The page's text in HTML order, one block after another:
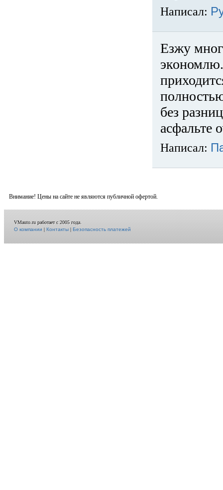
Написал:
Езжу
без
асфальте
Написал:
Внимание! Цены на сайте не являются публичной офертой.
VMauto.ru работает с 2005 года.
О компании|Контакты|Безопасность платежей